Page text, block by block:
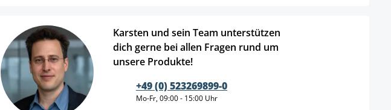
Karsten und sein Team unterstützen
dich gerne bei allen Fragen rund um
unsere Produkte!
+49 (0) 523269899-0
Mo-Fr, 09:00 - 15:00 Uhr